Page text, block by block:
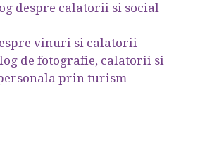
despre calatorii si social
vinuri si calatorii
de fotografie, calatorii si
prin turism